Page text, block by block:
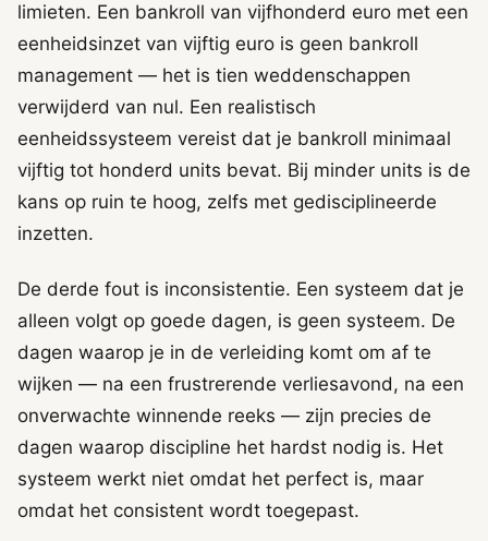
limieten. Een bankroll van vijfhonderd euro met een
eenheidsinzet van vijftig euro is geen bankroll
management — het is tien weddenschappen
verwijderd van nul. Een realistisch
eenheidssysteem vereist dat je bankroll minimaal
vijftig tot honderd units bevat. Bij minder units is de
kans op ruin te hoog, zelfs met gedisciplineerde
inzetten.
De derde fout is inconsistentie. Een systeem dat je
alleen volgt op goede dagen, is geen systeem. De
dagen waarop je in de verleiding komt om af te
wijken — na een frustrerende verliesavond, na een
onverwachte winnende reeks — zijn precies de
dagen waarop discipline het hardst nodig is. Het
systeem werkt niet omdat het perfect is, maar
omdat het consistent wordt toegepast.